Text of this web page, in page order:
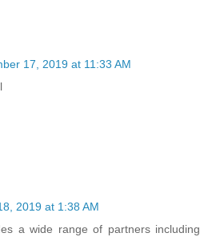
17, 2019 at 11:33 AM
2019 at 1:38 AM
a wide range of partners including